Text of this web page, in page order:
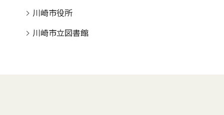
川崎市役所
川崎市立図書館